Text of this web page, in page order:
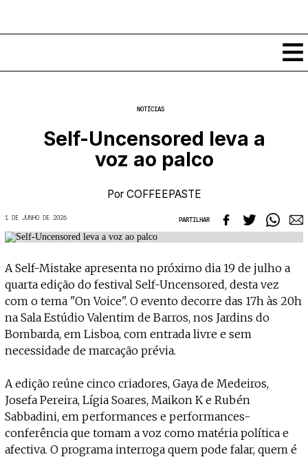
Classificados
Por Localidade
Locais
Mapa
Submeter Eventos
COFFEELABS
Cursos Curtos
Formadores
Links úteis
Publicações
Sobre
Projecto e Equipa
Estatuto Editorial
Ficha Técnica
Política de privacidade
Contactar
Política de privacidade - App
Coffeelabs Cursos curtos
— apoia o Coffeepaste e ajuda-nos a chegar mais longe. Mantém viva a cultura
Apoiar
NOTÍCIAS
Self-Uncensored leva a
voz ao palco
Por COFFEEPASTE
1 DE JUNHO DE 2026 PARTILHAR
A Self-Mistake apresenta no próximo dia 19 de julho a
quarta edição do festival Self-Uncensored, desta vez
com o tema "On Voice". O evento decorre das 17h às 20h
na Sala Estúdio Valentim de Barros, nos Jardins do
Bombarda, em Lisboa, com entrada livre e sem
necessidade de marcação prévia.
A edição reúne cinco criadores, Gaya de Medeiros,
Josefa Pereira, Lígia Soares, Maikon K e Rubén
Sabbadini, em performances e performances-
conferência que tomam a voz como matéria política e
afectiva. O programa interroga quem pode falar, quem é